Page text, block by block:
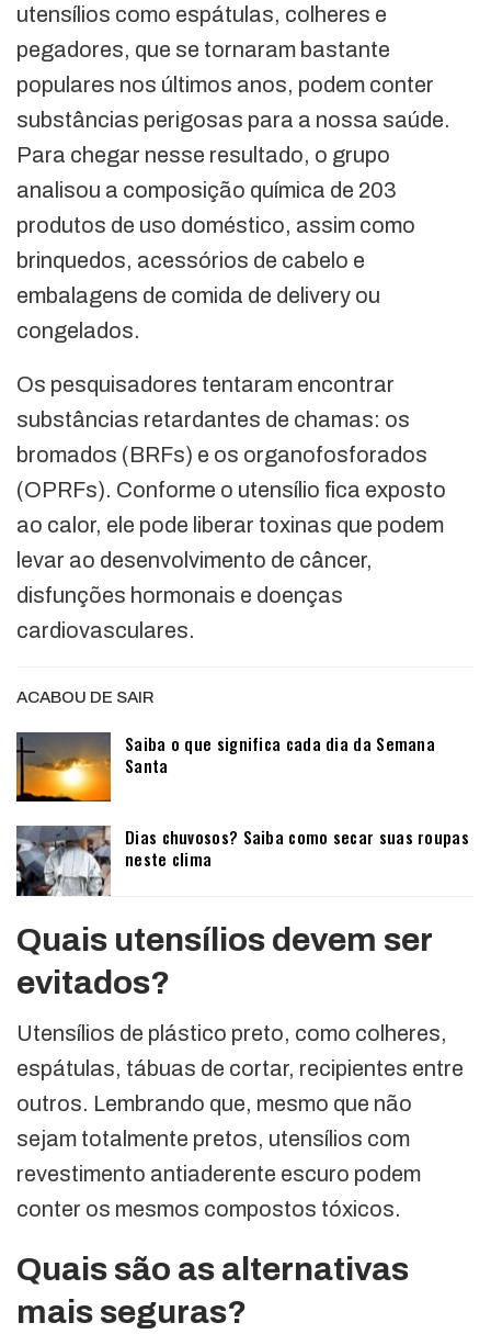
utensílios como espátulas, colheres e
pegadores, que se tornaram bastante
populares nos últimos anos, podem conter
substâncias perigosas para a nossa saúde.
Para chegar nesse resultado, o grupo
analisou a composição química de 203
produtos de uso doméstico, assim como
brinquedos, acessórios de cabelo e
embalagens de comida de delivery ou
congelados.
Os pesquisadores tentaram encontrar
substâncias retardantes de chamas: os
bromados (BRFs) e os organofosforados
(OPRFs). Conforme o utensílio fica exposto
ao calor, ele pode liberar toxinas que podem
levar ao desenvolvimento de câncer,
disfunções hormonais e doenças
cardiovasculares.
ACABOU DE SAIR
Saiba o que significa cada dia da Semana
Santa
Dias chuvosos? Saiba como secar suas roupas
neste clima
Quais utensílios devem ser
evitados?
Utensílios de plástico preto, como colheres,
espátulas, tábuas de cortar, recipientes entre
outros. Lembrando que, mesmo que não
sejam totalmente pretos, utensílios com
revestimento antiaderente escuro podem
conter os mesmos compostos tóxicos.
Quais são as alternativas
mais seguras?